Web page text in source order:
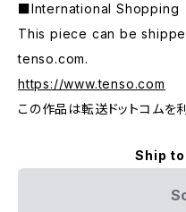
■International Shopping
This piece can be
tenso.com.
https://www.tenso.com
この作品は転送ドットコムを
Ship